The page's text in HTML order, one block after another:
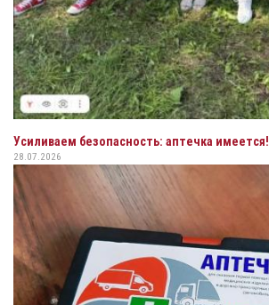
Усиливаем безопасность: аптечка имеется!
28.07.2026